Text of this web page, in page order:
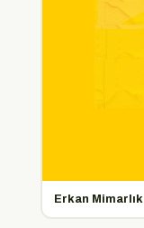
Erkan Mimarlık